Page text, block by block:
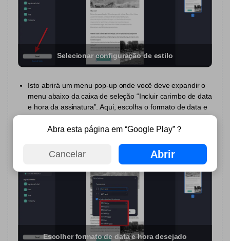
Atualizar para o PDFelement 12
Selecionar configuração de estilo
Isto abrirá um menu pop-up onde você deve expandir o
menu abaixo da caixa de seleção “Incluir carimbo de data
e hora da assinatura”. Aqui, escolha o formato de data e
hora desejado e clique em “OK” para salvar as
alterações.
Escolher formato de data e hora desejado
Abra esta página em “Google Play”？
Cancelar Abrir